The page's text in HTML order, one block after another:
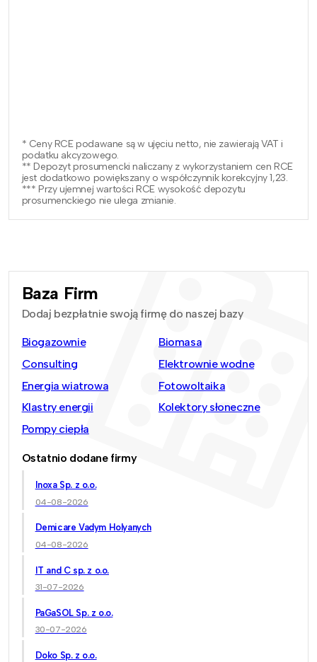
* Ceny RCE podawane są w ujęciu netto, nie zawierają VAT i
podatku akcyzowego.
** Depozyt prosumencki naliczany z wykorzystaniem cen RCE
jest dodatkowo powiększany o współczynnik korekcyjny 1,23.
*** Przy ujemnej wartości RCE wysokość depozytu
prosumenckiego nie ulega zmianie.
Baza Firm
Dodaj bezpłatnie swoją firmę do naszej bazy
Biogazownie
Biomasa
Consulting
Elektrownie wodne
Energia wiatrowa
Fotowoltaika
Klastry energii
Kolektory słoneczne
Pompy ciepła
Ostatnio dodane firmy
Inoxa Sp. z o.o.
04-08-2026
Demicare Vadym Holyanych
04-08-2026
IT and C sp. z o.o.
31-07-2026
PaGaSOL Sp. z o.o.
30-07-2026
Doko Sp. z o.o.